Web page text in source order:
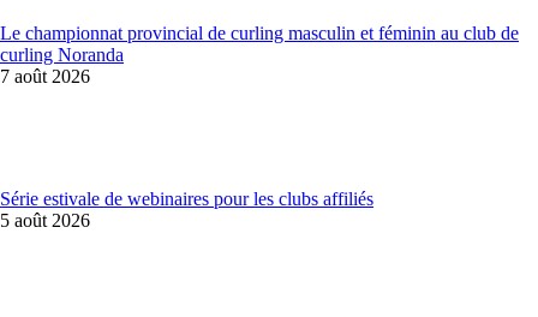
Le championnat provincial de curling masculin et féminin au club de
curling Noranda
7 août 2026
Série estivale de webinaires pour les clubs affiliés
5 août 2026